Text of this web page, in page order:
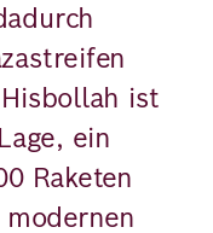
ist
ein
Raketen